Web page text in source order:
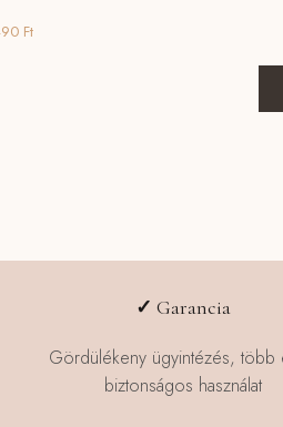
Ft
✓ Garancia
Gördülékeny ügyintézés, több
biztonságos használat